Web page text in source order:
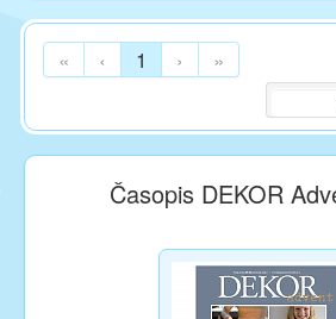
Techniky
Inspirace
« ‹ 1 › »
Časopis DEKOR